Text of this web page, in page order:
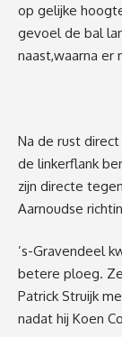
op gelijke
gevoel de bal
naast,waarna er
Na de rust
de linkerflank
zijn directe
Aarnoudse
’s-Gravendeel
betere ploeg.
Patrick Struijk
nadat hij Koen